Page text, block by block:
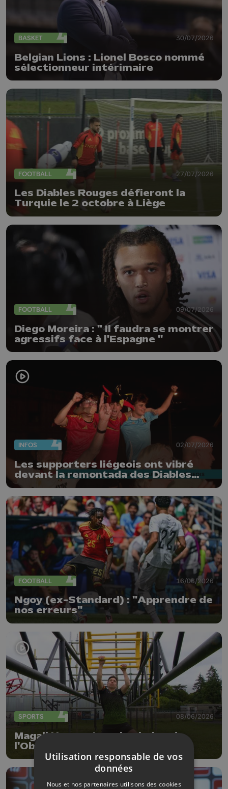
BASKET 30/07/2026
Belgian Lions : Lionel Bosco nommé
sélectionneur intérimaire
FOOTBALL 27/07/2026
Les Diables Rouges défieront la
Turquie le 2 octobre à Liège
FOOTBALL 09/07/2026
Diego Moreira : " Il faudra se montrer
agressifs face à l'Espagne "
INFOS 02/07/2026
Les supporters liégeois ont vibré
devant la remontada des Diables
Rouges
FOOTBALL 16/06/2026
Ngoy (ex-Standard) : "Apprendre de
nos erreurs"
SPORTS 08/06/2026
Magali Hayen : La reine belge de
l'Obstacle Course Racing
Utilisation responsable de vos
données
Nous et nos partenaires utilisons des cookies